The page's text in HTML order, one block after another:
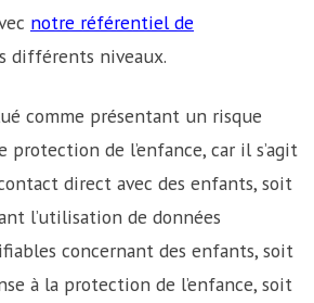
notre référentiel de
différents niveaux.
comme présentant un risque
protection de l’enfance, car il s’agit
direct avec des enfants, soit
l’utilisation de données
concernant des enfants, soit
à la protection de l’enfance, soit